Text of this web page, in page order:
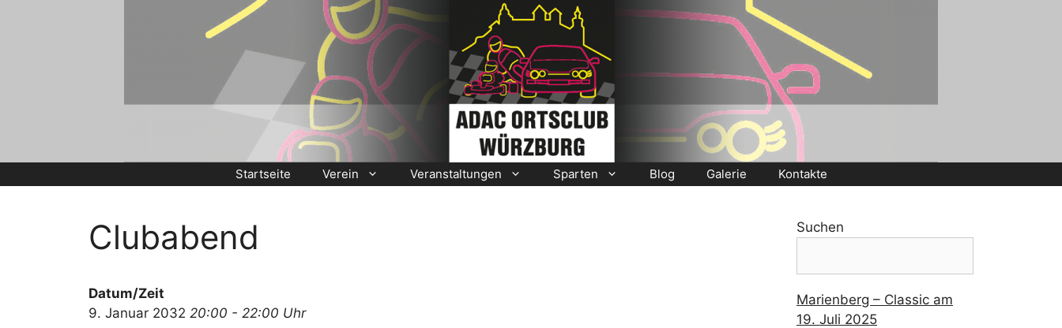
Startseite Verein Veranstaltungen Sparten Blog Galerie Kontakte
Clubabend
Datum/Zeit
9. Januar 2032 20:00 - 22:00 Uhr
Suchen
Marienberg – Classic am
19. Juli 2025